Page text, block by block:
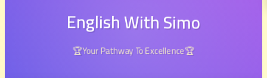
English With Simo
🏆Your Pathway To Excellence🏆